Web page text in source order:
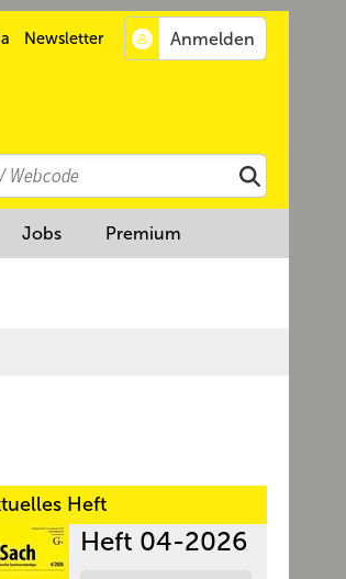
Newsletter
Jobs Premium
Heft
Heft 04-2026